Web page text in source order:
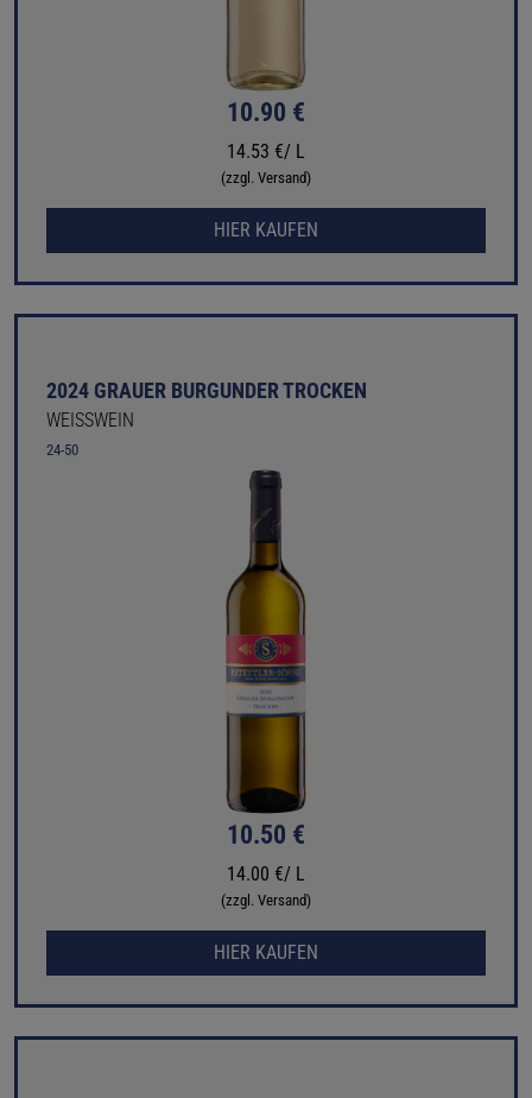
10.90 €
14.53 €/ L
(zzgl. Versand)
HIER KAUFEN
2024 GRAUER BURGUNDER TROCKEN
WEISSWEIN
24-50
10.50 €
14.00 €/ L
(zzgl. Versand)
HIER KAUFEN